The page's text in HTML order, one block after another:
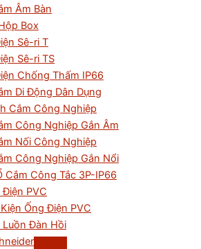
Âm Bàn
Box
Sê-ri T
Sê-ri TS
Chống Thấm IP66
Di Động Dân Dụng
Cắm Công Nghiệp
Công Nghiệp Gắn Âm
Nối Công Nghiệp
Công Nghiệp Gắn Nổi
Cắm Công Tắc 3P-IP66
Điện PVC
Ống Điện PVC
Luồn Đàn Hồi